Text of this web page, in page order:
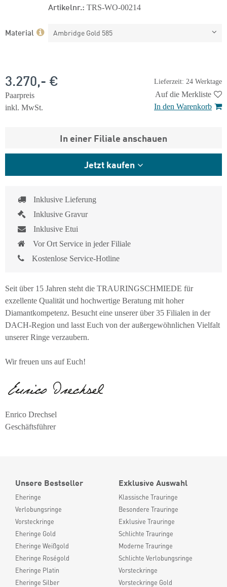
Artikelnr.: TRS-WO-00214
Material Ambridge Gold 585
Lieferzeit: 24 Werktage
3.270,- €
Paarpreis
inkl. MwSt.
Auf die Merkliste
In den Warenkorb
In einer Filiale anschauen
Jetzt kaufen
Inklusive Lieferung
Inklusive Gravur
Inklusive Etui
Vor Ort Service in jeder Filiale
Kostenlose Service-Hotline
Seit über 15 Jahren steht die TRAURINGSCHMIEDE für
exzellente Qualität und hochwertige Beratung mit hoher
Diamantkompetenz. Besucht eine unserer über 35 Filialen in der
DACH-Region und lasst Euch von der außergewöhnlichen Vielfalt
unserer Ringe verzaubern.
Wir freuen uns auf Euch!
Enrico Drechsel
Geschäftsführer
Unsere Bestseller
Eheringe
Verlobungsringe
Vorsteckringe
Eheringe Gold
Eheringe Weißgold
Eheringe Roségold
Eheringe Platin
Eheringe Silber
Exklusive Auswahl
Klassische Trauringe
Besondere Trauringe
Exklusive Trauringe
Schlichte Trauringe
Moderne Trauringe
Schlichte Verlobungsringe
Vorsteckringe
Vorsteckringe Gold